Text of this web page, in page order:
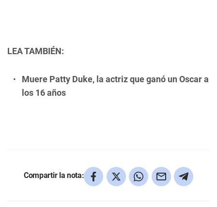
LEA TAMBIÉN:
Muere Patty Duke, la actriz que ganó un Oscar a
los 16 años
Compartir la nota: